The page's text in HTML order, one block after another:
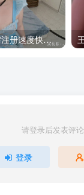
VR视频站，无需注册速度快，Oculus Quest VR 必备站
请登录后发表评论
登录